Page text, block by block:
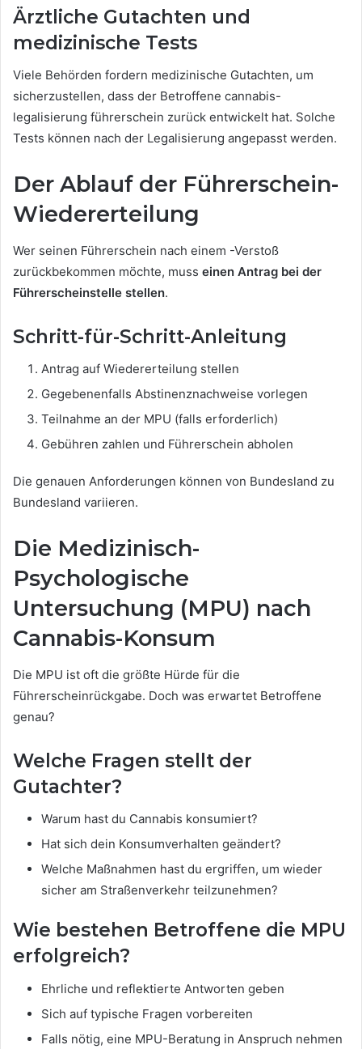
Ärztliche Gutachten und
medizinische Tests
Viele Behörden fordern medizinische Gutachten, um
sicherzustellen, dass der Betroffene cannabis-
legalisierung führerschein zurück entwickelt hat. Solche
Tests können nach der Legalisierung angepasst werden.
Der Ablauf der Führerschein-
Wiedererteilung
Wer seinen Führerschein nach einem -Verstoß
zurückbekommen möchte, muss einen Antrag bei der
Führerscheinstelle stellen.
Schritt-für-Schritt-Anleitung
Antrag auf Wiedererteilung stellen
Gegebenenfalls Abstinenznachweise vorlegen
Teilnahme an der MPU (falls erforderlich)
Gebühren zahlen und Führerschein abholen
Die genauen Anforderungen können von Bundesland zu
Bundesland variieren.
Die Medizinisch-
Psychologische
Untersuchung (MPU) nach
Cannabis-Konsum
Die MPU ist oft die größte Hürde für die
Führerscheinrückgabe. Doch was erwartet Betroffene
genau?
Welche Fragen stellt der
Gutachter?
Warum hast du Cannabis konsumiert?
Hat sich dein Konsumverhalten geändert?
Welche Maßnahmen hast du ergriffen, um wieder
sicher am Straßenverkehr teilzunehmen?
Wie bestehen Betroffene die MPU
erfolgreich?
Ehrliche und reflektierte Antworten geben
Sich auf typische Fragen vorbereiten
Falls nötig, eine MPU-Beratung in Anspruch nehmen